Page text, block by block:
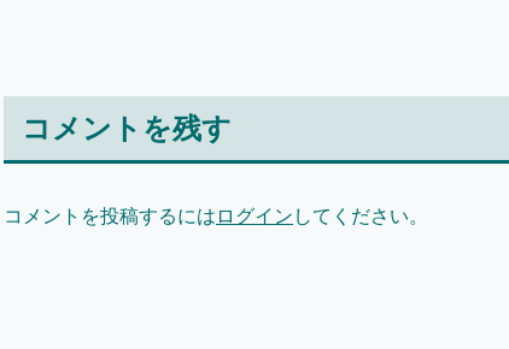
コメントを残す
コメントを投稿するには ログイン してください。